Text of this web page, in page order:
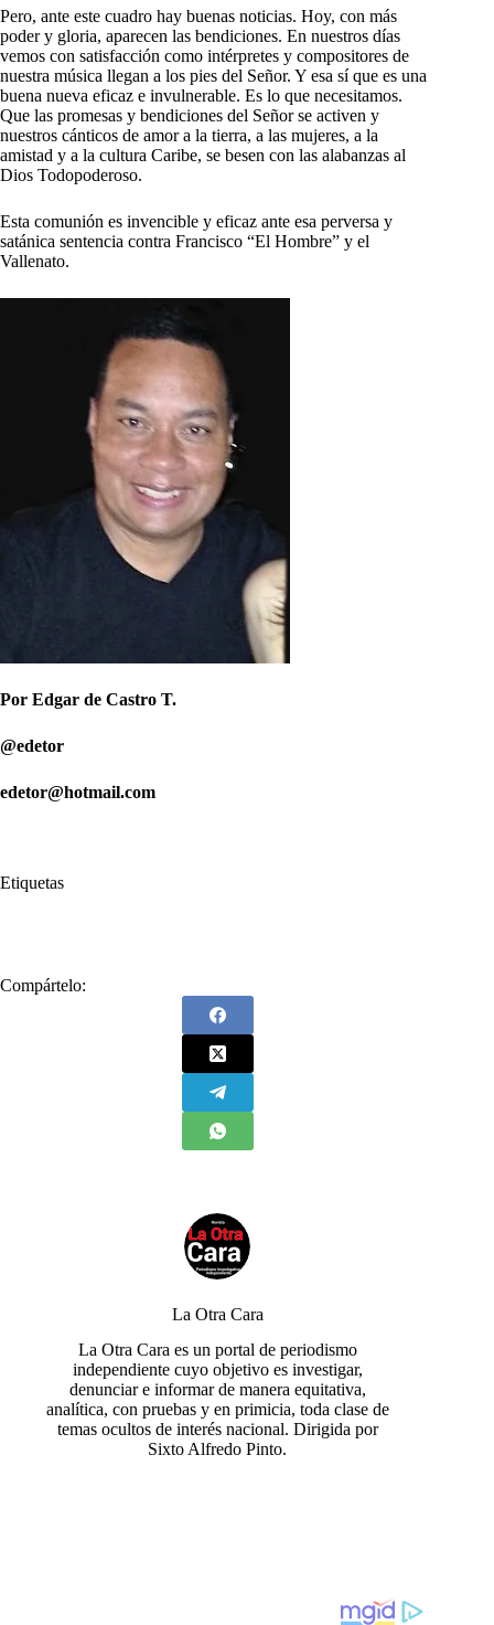
Pero, ante este cuadro hay buenas noticias. Hoy, con más
poder y gloria, aparecen las bendiciones. En nuestros días
vemos con satisfacción como intérpretes y compositores de
nuestra música llegan a los pies del Señor. Y esa sí que es una
buena nueva eficaz e invulnerable. Es lo que necesitamos.
Que las promesas y bendiciones del Señor se activen y
nuestros cánticos de amor a la tierra, a las mujeres, a la
amistad y a la cultura Caribe, se besen con las alabanzas al
Dios Todopoderoso.
Esta comunión es invencible y eficaz ante esa perversa y
satánica sentencia contra Francisco “El Hombre” y el
Vallenato.
Por Edgar de Castro T.
@edetor
edetor@hotmail.com
Etiquetas
Compártelo:
La Otra Cara
La Otra Cara es un portal de periodismo
independiente cuyo objetivo es investigar,
denunciar e informar de manera equitativa,
analítica, con pruebas y en primicia, toda clase de
temas ocultos de interés nacional. Dirigida por
Sixto Alfredo Pinto.